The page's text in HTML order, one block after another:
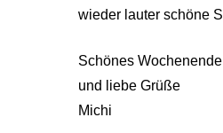
wieder lauter schöne
Schönes Wochenende
und liebe Grüße
Michi